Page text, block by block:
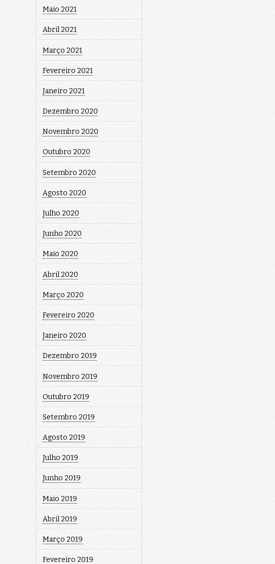
Maio 2021
Abril 2021
Março 2021
Fevereiro 2021
Janeiro 2021
Dezembro 2020
Novembro 2020
Outubro 2020
Setembro 2020
Agosto 2020
Julho 2020
Junho 2020
Maio 2020
Abril 2020
Março 2020
Fevereiro 2020
Janeiro 2020
Dezembro 2019
Novembro 2019
Outubro 2019
Setembro 2019
Agosto 2019
Julho 2019
Junho 2019
Maio 2019
Abril 2019
Março 2019
Fevereiro 2019